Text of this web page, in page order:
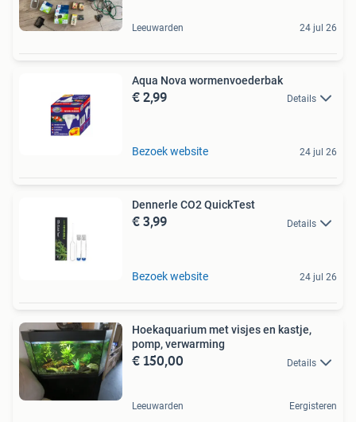
Leeuwarden 24 jul 26
Aqua Nova wormenvoederbak
€ 2,99 Details
Bezoek website 24 jul 26
Dennerle CO2 QuickTest
€ 3,99 Details
Bezoek website 24 jul 26
Hoekaquarium met visjes en kastje,
pomp, verwarming
€ 150,00 Details
Leeuwarden Eergisteren